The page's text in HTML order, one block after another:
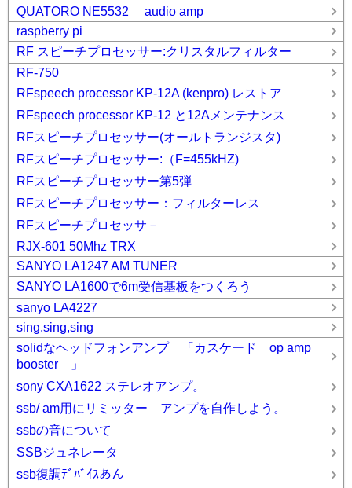
QUATORO NE5532 audio amp
raspberry pi
RF スピーチプロセッサー:クリスタルフィルター
RF-750
RFspeech processor KP-12A (kenpro) レストア
RFspeech processor KP-12 と12Aメンテナンス
RFスピーチプロセッサー(オールトランジスタ)
RFスピーチプロセッサー:（F=455kHZ)
RFスピーチプロセッサー第5弾
RFスピーチプロセッサー：フィルターレス
RFスピーチプロセッサ－
RJX-601 50Mhz TRX
SANYO LA1247 AM TUNER
SANYO LA1600で6m受信基板をつくろう
sanyo LA4227
sing.sing,sing
solidなヘッドフォンアンプ 「カスケード op amp
booster 」
sony CXA1622 ステレオアンプ。
ssb/ am用にリミッター アンプを自作しよう。
ssbの音について
SSBジュネレータ
ssb復調ﾃﾞﾊﾞｲｽあん